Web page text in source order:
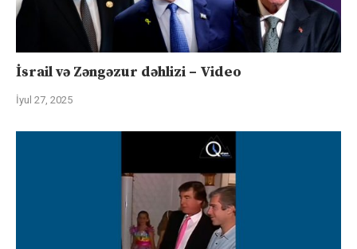
İsrail və Zəngəzur dəhlizi – Video
İyul 27, 2025